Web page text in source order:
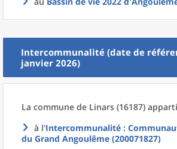
Intercommunalité (date de
janvier 2026)
La commune de Linars (16187)
à l'Intercommunalité :
du Grand Angoulême (200071827)